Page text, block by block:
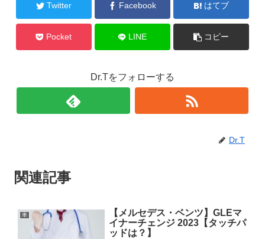
Twitter Facebook はてブ
Pocket LINE コピー
Dr.Tをフォローする
Dr.T
関連記事
車
【メルセデス・ベンツ】GLEマ
イナーチェンジ 2023【タッチパ
ッドは？】